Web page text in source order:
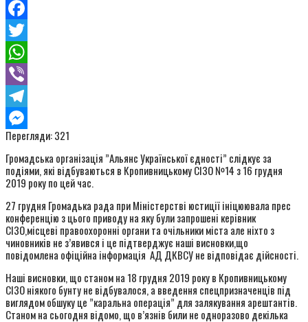
Facebook
Twitter
WhatsApp
Viber
Telegram
Messenger
Перегляди:321
Громадська організація ”Альянс Української єдності” слідкує за
подіями, які відбуваються в Кропивницькому СІЗО №14 з 16 грудня
2019 року по цей час.
27 грудня Громадька рада при Міністерстві юстиції ініцюювала прес
конференцію з цього приводу на яку були запрошені керівник
СІЗО,місцеві правоохоронні органи та очільники міста але ніхто з
чиновників не з’явився і це підтверджує наші висновки,що
повідомлена офіційна інформація АД ДКВСУ не відповідає дійсності.
Наші висновки, що станом на 18 грудня 2019 року в Кропивницькому
СІЗО ніякого бунту не відбувалося, а введення спецпризначенців під
виглядом обшуку це ”каральна операція” для залякування арештантів.
Станом на сьогодня відомо, що в’язнів били не одноразово декілька